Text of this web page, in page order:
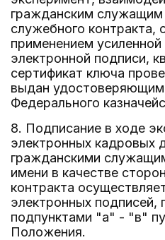
гражданским служащим
служебного контракта,
применением
электронной подписи,
сертификат ключа
выдан
Федерального
8. Подписание в ходе
электронных кадровых
гражданскими
имени в качестве
контракта
электронных подписей,
подпунктами "а" - "в"
Положения.